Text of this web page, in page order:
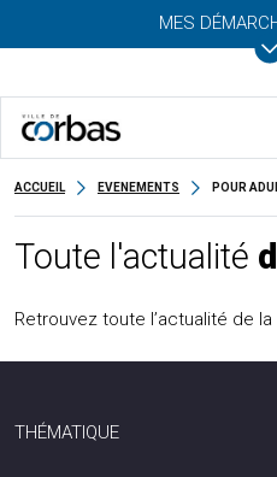
MES
ACCUEIL EVENEMENTS POUR
Toute l'actualité
Retrouvez toute l’actualité de
THÉMATIQUE